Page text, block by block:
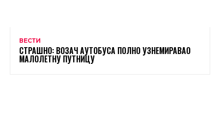
ВЕСТИ
СТРАШНО: ВОЗАЧ АУТОБУСА ПОЛНО УЗНЕМИРАВАО
МАЛОЛЕТНУ ПУТНИЦУ